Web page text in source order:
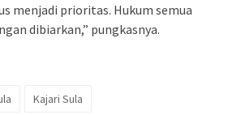
menjadi prioritas. Hukum semua
dibiarkan,” pungkasnya.
Kajari Sula